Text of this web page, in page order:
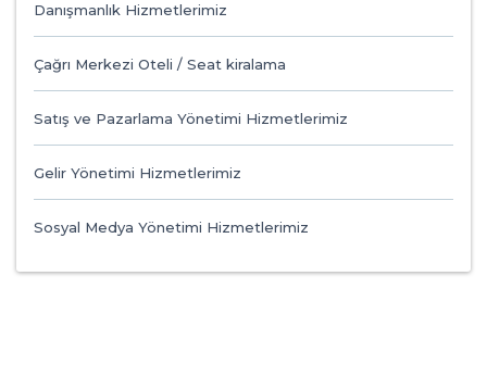
Danışmanlık Hizmetlerimiz
Çağrı Merkezi Oteli / Seat kiralama
Satış ve Pazarlama Yönetimi Hizmetlerimiz
Gelir Yönetimi Hizmetlerimiz
Sosyal Medya Yönetimi Hizmetlerimiz